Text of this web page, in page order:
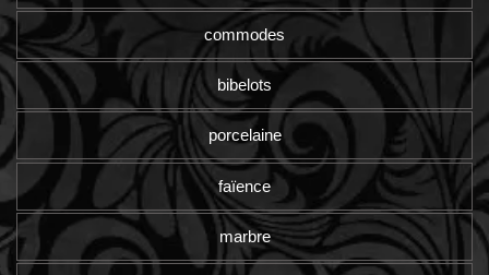
commodes
bibelots
porcelaine
faïence
marbre